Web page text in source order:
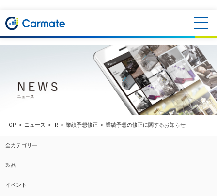
TOP ニュース IR 業績予想修正 業績予想の修正に関するお知らせ
全カテゴリー
製品
イベント